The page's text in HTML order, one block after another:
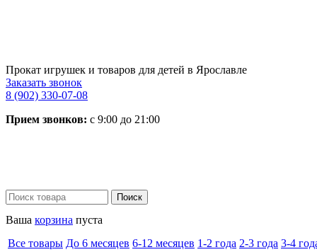
Прокат игрушек и товаров для детей в Ярославле
Заказать звонок
8 (902) 330-07-08
Прием звонков: с 9:00 до 21:00
Ваша корзина пуста
Все товары До 6 месяцев 6-12 месяцев 1-2 года 2-3 года 3-4